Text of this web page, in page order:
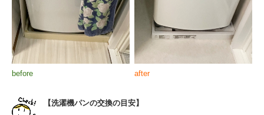
before after
【洗濯機パンの交換の目安】